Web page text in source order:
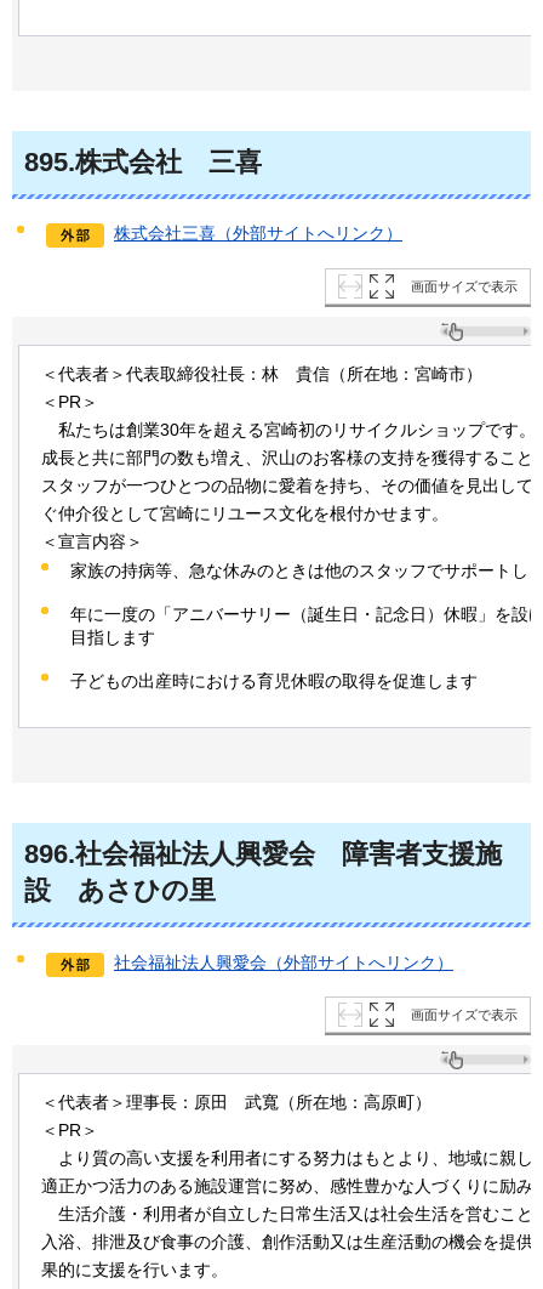
895.株式会社 三喜
株式会社三喜（外部サイトへリンク）
画面サイズで表示
＜代表者＞代表取締役社長：林 貴信（所在地：宮崎市）
＜PR＞
私たちは創業30年を超える宮崎初のリサイクルショップです。
成長と共に部門の数も増え、沢山のお客様の支持を獲得すること
スタッフが一つひとつの品物に愛着を持ち、その価値を見出して
ぐ仲介役として宮崎にリユース文化を根付かせます。
＜宣言内容＞
家族の持病等、急な休みのときは他のスタッフでサポートし
年に一度の「アニバーサリー（誕生日・記念日）休暇」を設
目指します
子どもの出産時における育児休暇の取得を促進します
896.社会福祉法人興愛会 障害者支援施
設
あ さひの里
社会福祉法人興愛会（外部サイトへリンク）
画面サイズで表示
＜代表者＞理事長：原田 武寬（所在地：高原町）
＜PR＞
より質の高い支援を利用者にする努力はもとより、地域に親し
適正かつ活力のある施設運営に努め、感性豊かな人づくりに励み
生活介護・利用者が自立した日常生活又は社会生活を営むこと
入浴、排泄及び食事の介護、創作活動又は生産活動の機会を提供
果的に支援を行います。